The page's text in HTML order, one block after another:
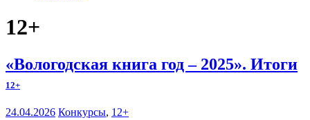
12+
«Вологодская книга год – 2025». Итоги
12+
24.04.2026 Конкурсы, 12+